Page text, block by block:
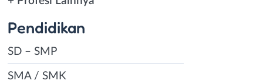
Pendidikan
SD – SMP
SMA / SMK